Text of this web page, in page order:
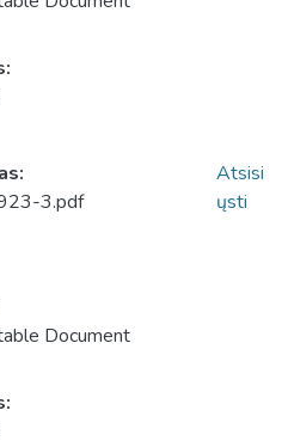
3.pdf
Document
Atsisi
ųsti